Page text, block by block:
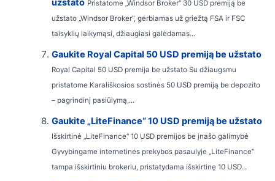
užstato Pristatome „Windsor Broker“ 30 USD premiją be
užstato „Windsor Broker“, gerbiamas už griežtą FSA ir FSC
taisyklių laikymąsi, džiaugiasi galėdamas...
Gaukite Royal Capital 50 USD premiją be užstato
Royal Capital 50 USD premija be užstato Su džiaugsmu
pristatome Karališkosios sostinės 50 USD premiją be depozito
– pagrindinį pasiūlymą,...
Gaukite „LiteFinance“ 10 USD premiją be užstato
Išskirtinė „LiteFinance“ 10 USD premijos be įnašo galimybė
Gyvybingame internetinės prekybos pasaulyje „LiteFinance“
tampa išskirtiniu brokeriu, pristatydama išskirtinę 10 USD...